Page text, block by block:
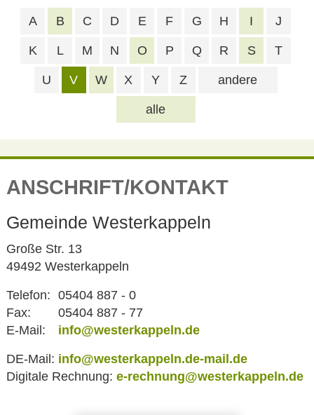
alle
A B C D E F G H I J
K L M N O P Q R S T
U V W X Y Z andere
ANSCHRIFT/KONTAKT
Gemeinde Westerkappeln
Große Str. 13
49492 Westerkappeln
Telefon: 05404 887 - 0
Fax:
05404 887 - 77
E-Mail:
info@westerkappeln.de
DE-Mail: info@westerkappeln.de-mail.de
Digitale Rechnung: e-rechnung@westerkappeln.de